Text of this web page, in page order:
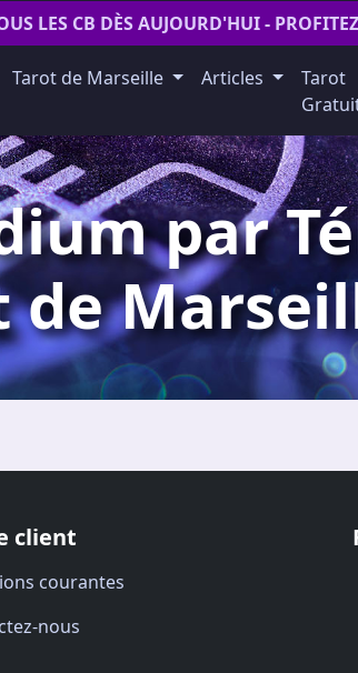
LES CB DÈS AUJOURD'HUI -
Tarot de Marseille Articles
Tarot
par
de
client
courantes
nous